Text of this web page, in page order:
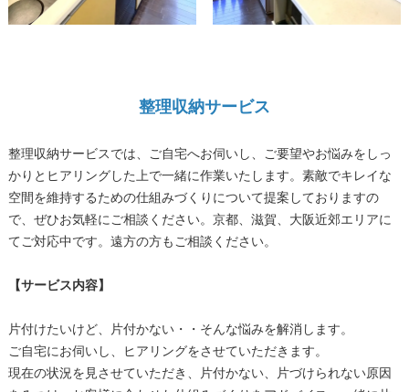
整理収納サービス
整理収納サービスでは、ご自宅へお伺いし、ご要望やお悩みをしっ
かりとヒアリングした上で一緒に作業いたします。素敵でキレイな
空間を維持するための仕組みづくりについて提案しておりますの
で、ぜひお気軽にご相談ください。京都、滋賀、大阪近郊エリアに
てご対応中です。遠方の方もご相談ください。
【サービス内容】
片付けたいけど、片付かない・・そんな悩みを解消します。
ご自宅にお伺いし、ヒアリングをさせていただきます。
現在の状況を見させていただき、片付かない、片づけられない原因